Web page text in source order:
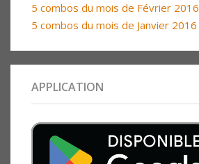
5 combos du mois de Février 2016
5 combos du mois de Janvier 2016
APPLICATION